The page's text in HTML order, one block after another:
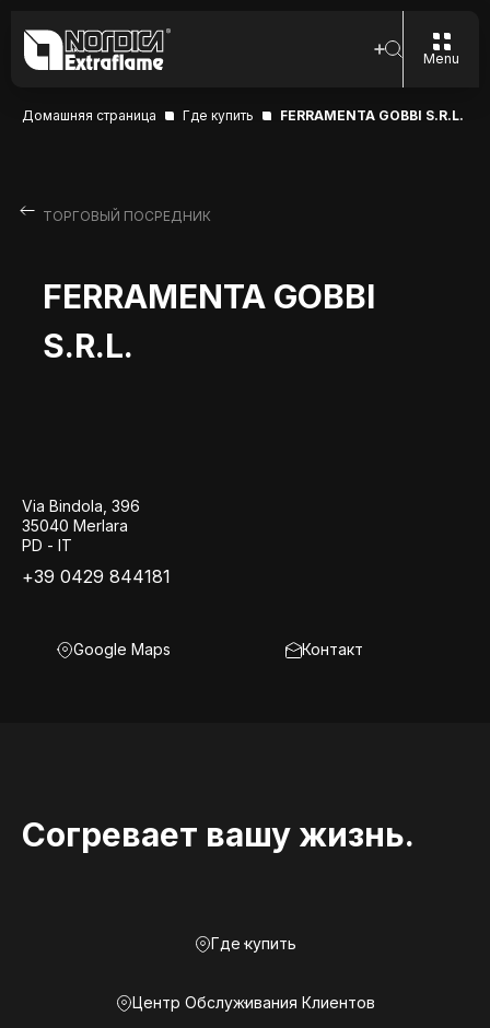
Menu
Домашняя страница Где купить FERRAMENTA GOBBI S.R.L.
ТОРГОВЫЙ ПОСРЕДНИК
FERRAMENTA GOBBI
S.R.L.
Via Bindola, 396
35040 Merlara
PD - IT
+39 0429 844181
Google Maps Контакт
Согревает вашу жизнь.
Где купить
Центр Обслуживания Клиентов